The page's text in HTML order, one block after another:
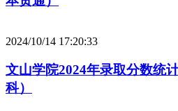
2024/10/14 17:20:33
文山学院2024年录取分数统
科）